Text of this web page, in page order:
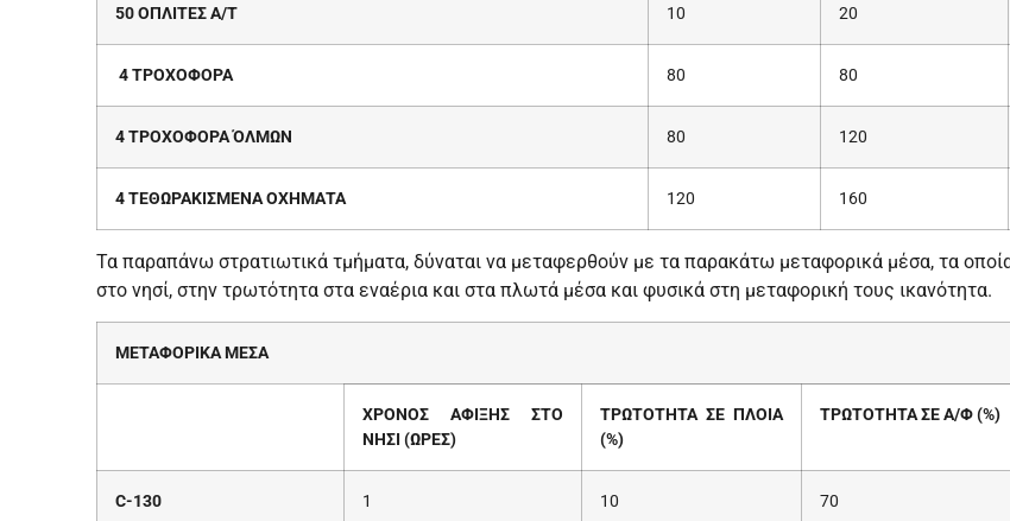
50 ΟΠΛΙΤΕΣ Α/Τ 10 20
4 ΤΡΟΧΟΦΟΡΑ 80 80
4 ΤΡΟΧΟΦΟΡΑ ΌΛΜΩΝ 80 120
4 ΤΕΘΩΡΑΚΙΣΜΕΝΑ ΟΧΗΜΑΤΑ 120 160
Τα παραπάνω στρατιωτικά τμήματα, δύναται να μεταφερθούν με τα παρακάτω μεταφορικά μέσα, τα
στο νησί, στην τρωτότητα στα εναέρια και στα πλωτά μέσα και φυσικά στη μεταφορική τους ικανότητα.
ΜΕΤΑΦΟΡΙΚΑ ΜΕΣΑ
ΧΡΟΝΟΣ ΑΦΙΞΗΣ ΣΤΟ
ΝΗΣΙ (ΩΡΕΣ)
ΤΡΩΤΟΤΗΤΑ ΣΕ ΠΛΟΙΑ
(%)
ΤΡΩΤΟΤΗΤΑ ΣΕ Α/Φ (%)
C-130 1 10 70